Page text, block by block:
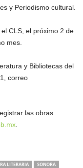
y Periodismo cultural.
CLS, el próximo 2 de
mes.
y Bibliotecas del
correo
las obras
LITERARIA SONORA